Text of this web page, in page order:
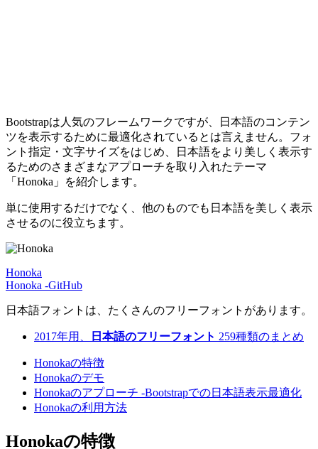
Bootstrapは人気のフレームワークですが、日本語のコンテン
ツを表示するために最適化されているとは言えません。フォ
ント指定・文字サイズをはじめ、日本語をより美しく表示す
るためのさまざまなアプローチを取り入れたテーマ
「Honoka」を紹介します。
単に使用するだけでなく、他のものでも日本語を美しく表示
させるのに役立ちます。
Honoka
Honoka -GitHub
日本語フォントは、たくさんのフリーフォントがあります。
2017年用、 日本語のフリーフォント 259種類のまとめ
Honokaの特徴
Honokaのデモ
Honokaのアプローチ -Bootstrapでの日本語表示最適化
Honokaの利用方法
Honokaの特徴